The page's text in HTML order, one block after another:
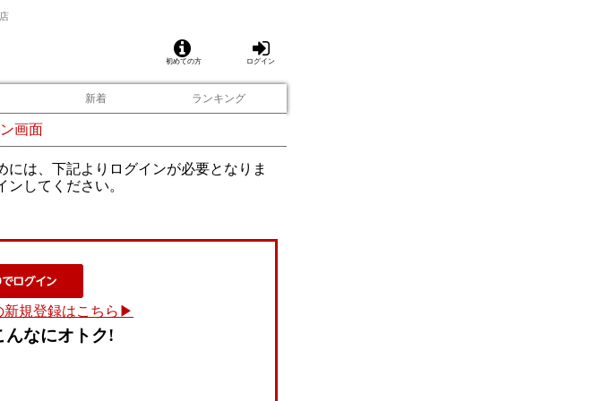
初めての方 ログイン
新着 ランキング
画面
には、下記よりログインが必要となりま
してください。
新規登録はこちら▶
んなにオトク!